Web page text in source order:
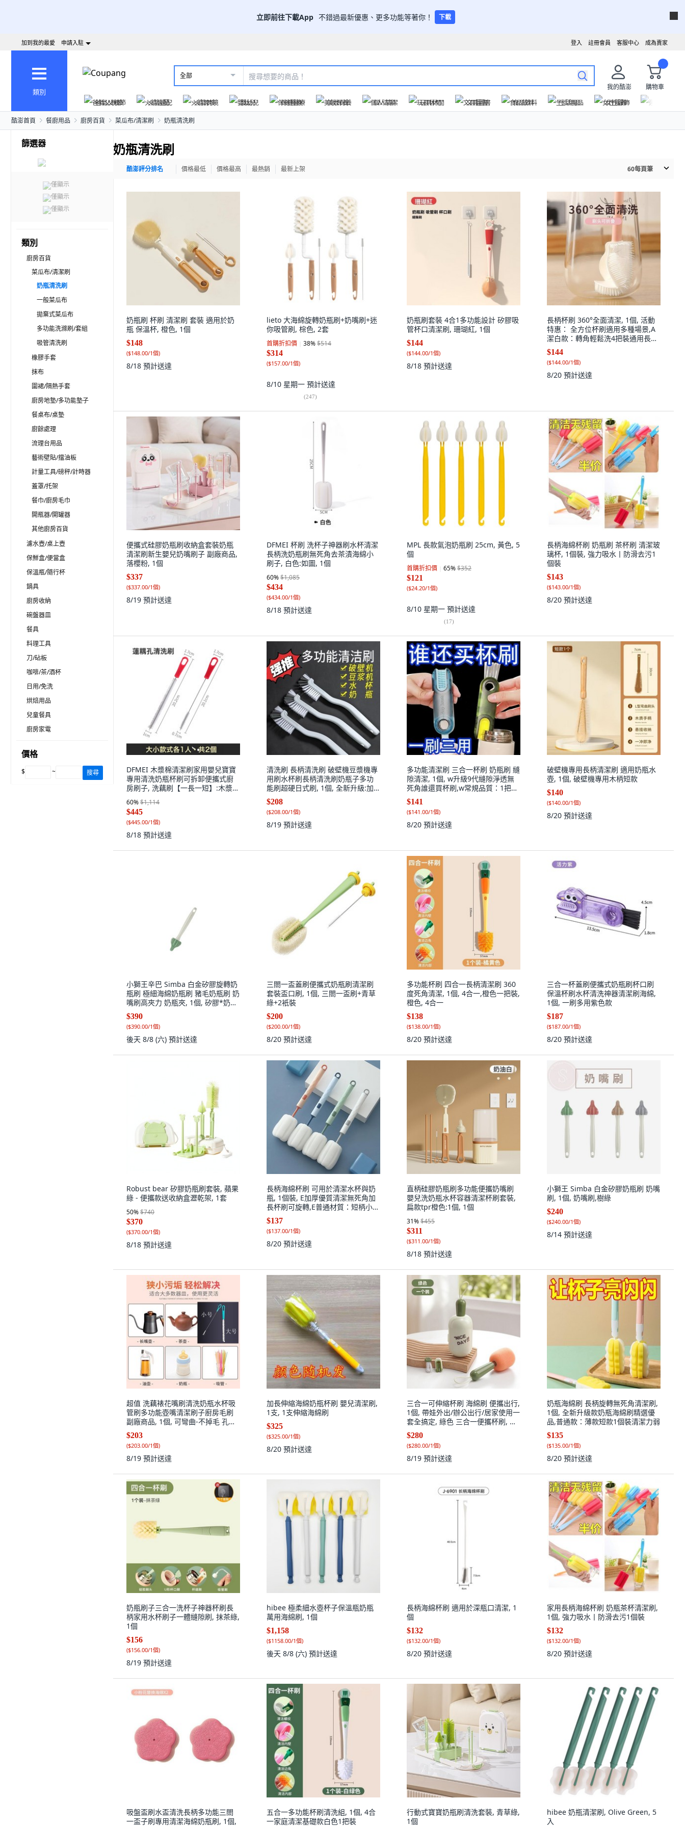
立即前往下載App 不錯過最新優惠、更多功能等著你！ 下載
成為賣家
客服中心
註冊會員
登入
加到我的最愛 申請入駐
類別
全部
我的酷澎
購物車
爸氣父親節
火箭速配 火箭跨境 嬰幼兒 保健醫療 美妝保養 個人清潔 玩具休閒 文具圖書 食品飲料 生活用品 女性服飾
酷澎首頁 餐廚用品 廚房百貨 菜瓜布/清潔刷 奶瓶清洗刷
篩選器
僅顯示
僅顯示
僅顯示
類別
廚房百貨
菜瓜布/清潔刷
奶瓶清洗刷
一般菜瓜布
拋棄式菜瓜布
多功能洗滌刷/套組
吸管清洗刷
橡膠手套
抹布
圍裙/隔熱手套
廚房地墊/多功能墊子
餐桌布/桌墊
廚餘處理
流理台用品
藝術壁貼/擋油板
計量工具/磅秤/計時器
蓋罩/托架
餐巾/廚房毛巾
開瓶器/開罐器
其他廚房百貨
濾水壺/桌上壺
保鮮盒/便當盒
保溫瓶/隨行杯
鍋具
廚房收納
碗盤器皿
餐具
料理工具
刀/砧板
咖啡/茶/酒杯
日用/免洗
烘焙用品
兒童餐具
廚房家電
價格
$ ~ 搜尋
奶瓶清洗刷
酷澎評分排名 價格最低 價格最高 最熱銷 最新上架 60每頁筆
奶瓶刷 杯刷 清潔刷 套裝 適用於奶
瓶 保溫杯, 橙色, 1個
$148
($148.00/1個)
8/18 預計送達
lieto 大海綿旋轉奶瓶刷+奶嘴刷+迷
你吸管刷, 棕色, 2套
首購折扣價 38%$514
$314
($157.00/1個)
8/10 星期一 預計送達
(247)
奶瓶刷套裝 4合1多功能設計 矽膠吸
管杯口清潔刷, 珊瑚紅, 1個
$144
($144.00/1個)
8/18 預計送達
長柄杯刷 360°全面清潔, 1個, 活動
特惠： 全方位杯刷適用多種場景,A
潔白款：轉角輕鬆洗4把裝通用長手
柄
$144
($144.00/1個)
8/20 預計送達
便攜式硅膠奶瓶刷收納盒套裝奶瓶
清潔刷新生嬰兒奶嘴刷子 副廠商品,
落櫻粉, 1個
$337
($337.00/1個)
8/19 預計送達
DFMEI 杯刷 洗杯子神器刷水杯清潔
長柄洗奶瓶刷無死角去茶漬海綿小
刷子, 白色:如圖, 1個
60%$1,085
$434
($434.00/1個)
8/18 預計送達
MPL 長款氣泡奶瓶刷 25cm, 黃色, 5
個
首購折扣價 65%$352
$121
($24.20/1個)
8/10 星期一 預計送達
(17)
長柄海綿杯刷 奶瓶刷 茶杯刷 清潔玻
璃杯, 1個裝, 強力吸水丨防滑去污1
個裝
$143
($143.00/1個)
8/20 預計送達
DFMEI 木漿棉清潔刷家用嬰兒寶寶
專用清洗奶瓶杯刷可拆卸便攜式廚
房刷子, 洗藕刷【一長一短】:木漿棉
杯刷(可拆卸), 1個
60%$1,114
$445
($445.00/1個)
8/18 預計送達
清洗刷 長柄清洗刷 破壁機豆漿機專
用刷水杯刷長柄清洗刷奶瓶子多功
能刷超硬日式刷, 1個, 全新升級:加
長柄L型刷頭 多功能杯刷 輕,普通品
質:稀疏刷毛 1個裝 清潔易死角
$208
($208.00/1個)
8/19 預計送達
多功能清潔刷 三合一杯刷 奶瓶刷 縫
隙清潔, 1個, w升級9代縫隙淨透無
死角誰還買杯刷,w常規品質：1把裝
不可懸掛瀝乾特薄清潔弱, N/A
$141
($141.00/1個)
8/20 預計送達
破壁機專用長柄清潔刷 適用奶瓶水
壺, 1個, 破壁機專用木柄短款
$140
($140.00/1個)
8/20 預計送達
小獅王辛巴 Simba 白金矽膠旋轉奶
瓶刷 極細海綿奶瓶刷 豬毛奶瓶刷 奶
嘴刷高夾力 奶瓶夾, 1個, 矽膠*奶嘴
刷(小樹綠)
$390
($390.00/1個)
後天 8/8 (六) 預計送達
三閤一盃蓋刷便攜式奶瓶刷清潔刷
套裝盃口刷, 1個, 三閤一盃刷+青草
綠+2衹裝
$200
($200.00/1個)
8/20 預計送達
多功能杯刷 四合一長柄清潔刷 360
度死角清潔, 1個, 4合一,橙色一把裝,
橙色, 4合一
$138
($138.00/1個)
8/20 預計送達
三合一杯蓋刷便攜式奶瓶刷杯口刷
保溫杯刷水杯清洗神器清潔刷海綿,
1個, 一刷多用紫色款
$187
($187.00/1個)
8/20 預計送達
Robust bear 矽膠奶瓶刷套裝, 蘋果
綠 - 便攜款送收納盒瀝乾架, 1套
50%$740
$370
($370.00/1個)
8/18 預計送達
長柄海綿杯刷 可用於清潔水杯與奶
瓶, 1個裝, E加厚優質清潔無死角加
長杯刷可旋轉,E普通材質：短柄小號
1個裝淺層清理
$137
($137.00/1個)
8/20 預計送達
直柄硅膠奶瓶刷多功能便攜奶嘴刷
嬰兒洗奶瓶水杯容器清潔杯刷套裝,
扁款tpr橙色:1個, 1個
31%$455
$311
($311.00/1個)
8/18 預計送達
小獅王 Simba 白金矽膠奶瓶刷 奶嘴
刷, 1個, 奶嘴刷,樹綠
$240
($240.00/1個)
8/14 預計送達
超值 洗藕裱花嘴刷清洗奶瓶水杯吸
管刷多功能壺嘴清潔刷子廚房毛刷
副廠商品, 1個, 可彎曲-不掉毛 孔洞/
吸管清潔刷,一塊三 1支小號
$203
($203.00/1個)
8/19 預計送達
加長伸縮海綿奶瓶杯刷 嬰兒清潔刷,
1支, 1支伸縮海綿刷
$325
($325.00/1個)
8/20 預計送達
三合一可伸縮杯刷 海綿刷 便攜出行,
1個, 帶娃外出/辦公出行/居家使用一
套全搞定, 綠色 三合一便攜杯刷, 綠
色
$280
($280.00/1個)
8/19 預計送達
奶瓶海綿刷 長柄旋轉無死角清潔刷,
1個, 全新升級款奶瓶海綿刷精選優
品,普通款：薄款短款1個裝清潔力弱
$135
($135.00/1個)
8/20 預計送達
奶瓶刷子三合一洗杯子神器杯刷長
柄家用水杯刷子一體縫隙刷, 抹茶綠,
1個
$156
($156.00/1個)
8/19 預計送達
hibee 極柔細水壺杯子保溫瓶奶瓶
萬用海綿刷, 1個
$1,158
($1158.00/1個)
後天 8/8 (六) 預計送達
長柄海綿杯刷 適用於深瓶口清潔, 1
個
$132
($132.00/1個)
8/20 預計送達
家用長柄海綿杯刷 奶瓶茶杯清潔刷,
1個, 強力吸水丨防滑去污1個裝
$132
($132.00/1個)
8/20 預計送達
吸盤盃刷水盃清洗長柄多功能三閤
一盃子刷專用清潔海綿奶瓶刷, 1個,
五合一多功能杯刷清洗組, 1個, 4合
一家庭清潔基礎款白色1把裝
行動式寶寶奶瓶刷清洗套裝, 青草綠,
1個
hibee 奶瓶清潔刷, Olive Green, 5
入